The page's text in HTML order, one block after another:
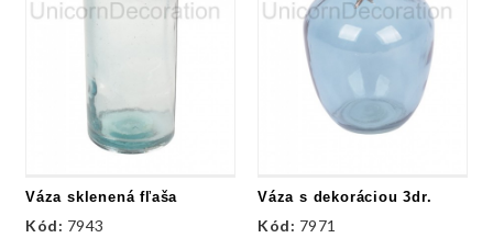
Váza sklenená fľaša
Kód: 7943
Váza s dekoráciou 3dr.
Kód: 7971